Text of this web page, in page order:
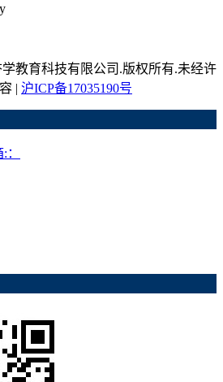
教育科技有限公司.版权所有.未经许
| 沪ICP备17035190号
：